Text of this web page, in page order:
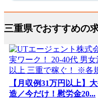
三重県でおすすめの
【月収例31万円以上】
造／今だけ！慰労金20...